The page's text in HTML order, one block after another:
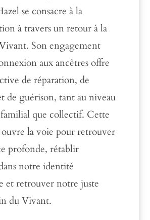
se consacre à la
à travers un retour à la
Vivant. Son engagement
aux ancêtres offre
de réparation, de
de guérison, tant au niveau
que collectif. Cette
la voie pour retrouver
profonde, rétablir
notre identité
et retrouver notre juste
du Vivant.